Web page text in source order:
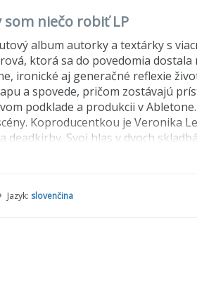
som niečo robiť LP
album autorky a textárky s
ktorá sa do povedomia
ironické aj generačné reflexie
a spovede, pričom zostávajú
podklade a produkcii v
Koproducentkou je Veronika
deadkirby. Svoj hlas v dvoch
06 Bindi feat. Edúv
Jazyk: slovenčina